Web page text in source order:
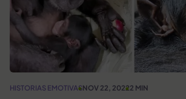
HISTORIAS EMOTIVASNOV 22, 20222 MIN